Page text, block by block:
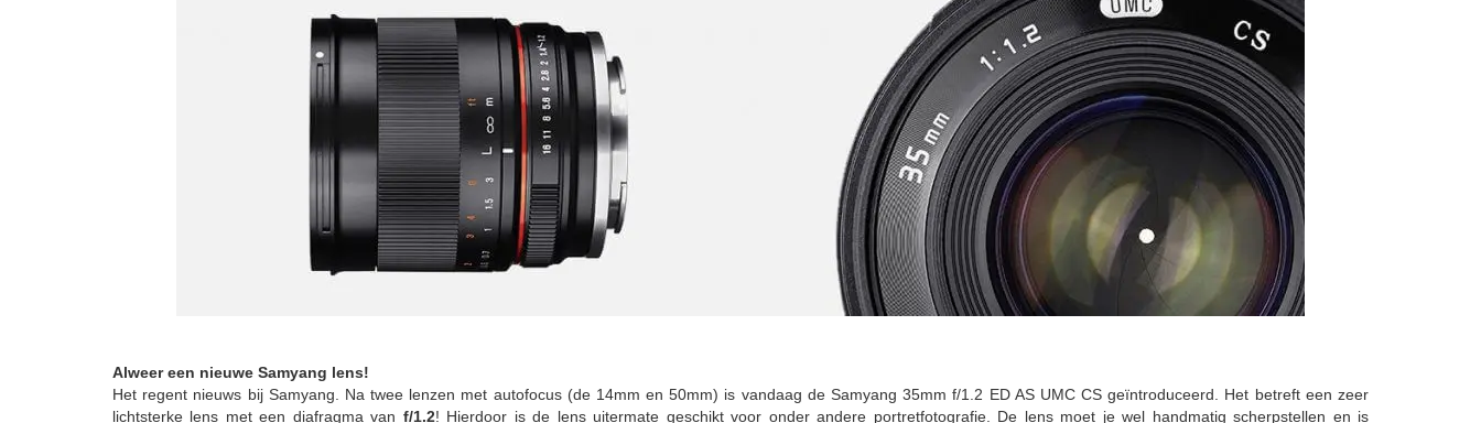
Alweer een nieuwe Samyang lens!
Het regent nieuws bij Samyang. Na twee lenzen met autofocus (de 14mm en 50mm) is vandaag de Samyang 35mm f/1.2 ED AS UMC CS geïntroduceerd. Het betreft een zeer
lichtsterke lens met een diafragma van f/1.2! Hierdoor is de lens uitermate geschikt voor onder andere portretfotografie. De lens moet je wel handmatig scherpstellen en is